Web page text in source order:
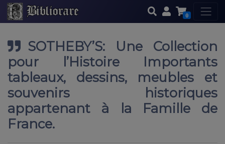
0
SOTHEBY’S: Une Collection
pour l’Histoire Importants
tableaux, dessins, meubles et
souvenirs historiques
appartenant à la Famille de
France.